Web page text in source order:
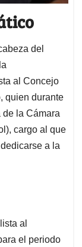
del
al Concejo
quien durante
de la Cámara
cargo al que
a la
al
el periodo